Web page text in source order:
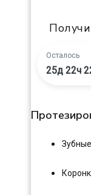
Осталось
25д 22ч